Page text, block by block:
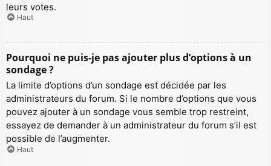
leurs votes.
Haut
Pourquoi ne puis-je pas ajouter plus d’options à un
sondage ?
La limite d’options d’un sondage est décidée par les
administrateurs du forum. Si le nombre d’options que vous
pouvez ajouter à un sondage vous semble trop restreint,
essayez de demander à un administrateur du forum s’il est
possible de l’augmenter.
Haut